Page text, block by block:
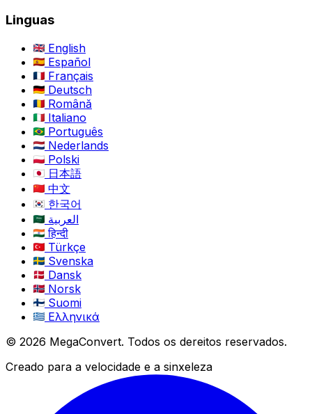
Linguas
English
Español
Français
Deutsch
Română
Italiano
Português
Nederlands
Polski
日本語
中文
한국어
العربية
हिन्दी
Türkçe
Svenska
Dansk
Norsk
Suomi
Ελληνικά
© 2026 MegaConvert. Todos os dereitos reservados.
Creado para a velocidade e a sinxeleza